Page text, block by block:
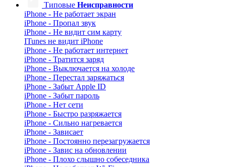
Типовые Неисправности
iPhone - Не работает экран
iPhone - Пропал звук
iPhone - Не видит сим карту
ITunes не видит iPhone
iPhone - Не работает интернет
iPhone - Тратится заряд
iPhone - Выключается на холоде
iPhone - Перестал заряжаться
iPhone - Забыт Apple ID
iPhone - Забыт пароль
iPhone - Нет сети
iPhone - Быстро разряжается
iPhone - Сильно нагревается
iPhone - Зависает
iPhone - Постоянно перезагружается
iPhone - Завис на обновлении
iPhone - Плохо слышно собеседника